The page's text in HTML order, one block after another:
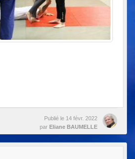
Publié le 14 févr. 2022
par Eliane BAUMELLE